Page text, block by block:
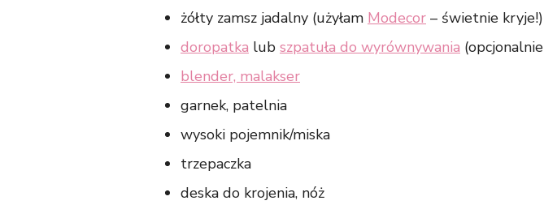
żółty zamsz jadalny (użyłam Modecor – świetnie kryje!)
doropatka lub szpatuła do wyrównywania
blender, malakser
garnek, patelnia
wysoki pojemnik/miska
trzepaczka
deska do krojenia, nóż